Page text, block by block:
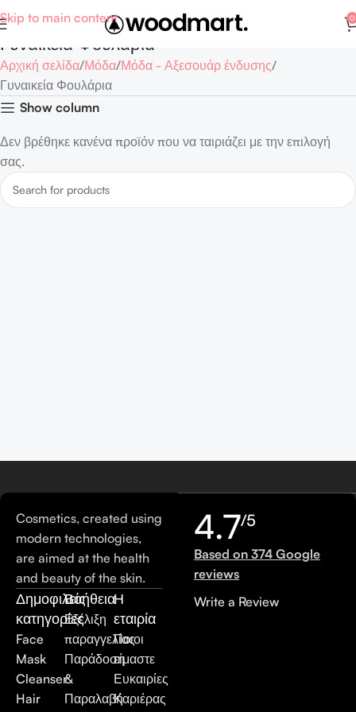
Skip to main content 0
Γυναικεία Φουλάρια
Αρχική σελίδα Μόδα Μόδα - Αξεσουάρ ένδυσης
Γυναικεία Φουλάρια
Show column
Δεν βρέθηκε κανένα προϊόν που να ταιριάζει με την επιλογή
σας.
Cosmetics, created using
modern technologies,
are aimed at the health
and beauty of the skin.
Δημοφιλείς
κατηγορίες
Face
Mask
Cleanser
Hair
Βοήθεια
Εξέλιξη
παραγγελίας
Παράδοση
&
Παραλαβή
Η
εταιρία
Ποιοι
είμαστε
Ευκαιρίες
Καριέρας
4.7/5
Based on 374 Google
reviews
Write a Review